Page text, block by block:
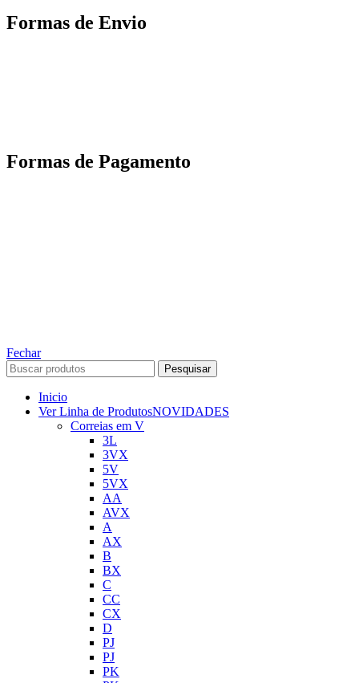
Formas de Envio
Formas de Pagamento
Fechar
Pesquisar
Inicio
Ver Linha de ProdutosNOVIDADES
Correias em V
3L
3VX
5V
5VX
AA
AVX
A
AX
B
BX
C
CC
CX
D
PJ
PJ
PK